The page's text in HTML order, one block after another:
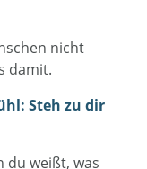
nicht
damit.
Steh zu dir
du weißt, was